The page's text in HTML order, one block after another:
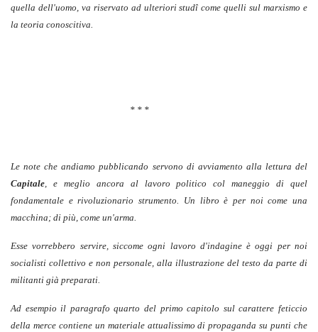
quella dell'uomo, va riservato ad ulteriori studî come quelli sul marxismo e
la teoria conoscitiva.
* * *
Le note che andiamo pubblicando servono di avviamento alla lettura del
Capitale, e meglio ancora al lavoro politico col maneggio di quel
fondamentale e rivoluzionario strumento. Un libro è per noi come una
macchina; di più, come un'arma.
Esse vorrebbero servire, siccome ogni lavoro d'indagine è oggi per noi
socialisti collettivo e non personale, alla illustrazione del testo da parte di
militanti già preparati.
Ad esempio il paragrafo quarto del primo capitolo sul carattere feticcio
della merce contiene un materiale attualissimo di propaganda su punti che